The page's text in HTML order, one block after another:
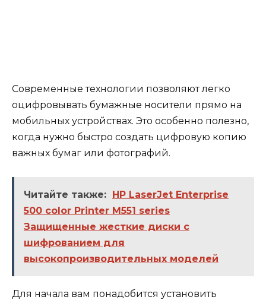
Современные технологии позволяют легко
оцифровывать бумажные носители прямо на
мобильных устройствах. Это особенно полезно,
когда нужно быстро создать цифровую копию
важных бумаг или фотографий.
Читайте также: HP LaserJet Enterprise
500 color Printer M551 series
Защищенные жесткие диски с
шифрованием для
высокопроизводительных моделей
Для начала вам понадобится установить